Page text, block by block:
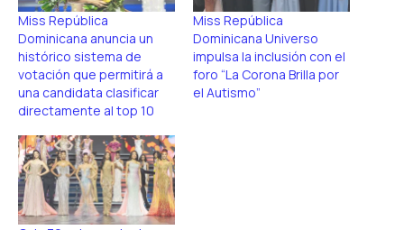
Miss República
Dominicana anuncia un
histórico sistema de
votación que permitirá a
una candidata clasificar
directamente al top 10
Miss República
Dominicana Universo
impulsa la inclusión con el
foro “La Corona Brilla por
el Autismo”